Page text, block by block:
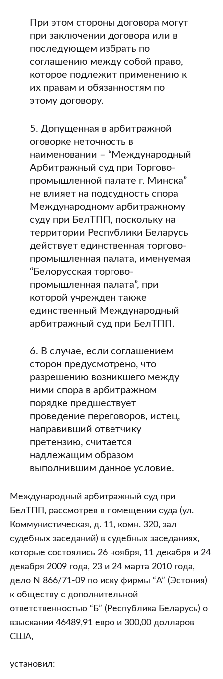
При этом стороны договора могут
при заключении договора или в
последующем избрать по
соглашению между собой право,
которое подлежит применению к
их правам и обязанностям по
этому договору.
5. Допущенная в арбитражной
оговорке неточность в
наименовании – “Международный
Арбитражный суд при Торгово-
промышленной палате г. Минска”
не влияет на подсудность спора
Международному арбитражному
суду при БелТПП, поскольку на
территории Республики Беларусь
действует единственная торгово-
промышленная палата, именуемая
“Белорусская торгово-
промышленная палата”, при
которой учрежден также
единственный Международный
арбитражный суд при БелТПП.
6. В случае, если соглашением
сторон предусмотрено, что
разрешению возникшего между
ними спора в арбитражном
порядке предшествует
проведение переговоров, истец,
направивший ответчику
претензию, считается
надлежащим образом
выполнившим данное условие.
Международный арбитражный суд при
БелТПП, рассмотрев в помещении суда (ул.
Коммунистическая, д. 11, комн. 320, зал
судебных заседаний) в судебных заседаниях,
которые состоялись 26 ноября, 11 декабря и 24
декабря 2009 года, 23 и 24 марта 2010 года,
дело N 866/71-09 по иску фирмы “A” (Эстония)
к обществу с дополнительной
ответственностью “Б” (Республика Беларусь) о
взыскании 46489,91 евро и 300,00 долларов
США,
установил: